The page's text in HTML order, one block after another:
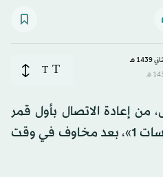
T
T
من إعادة الاتصال بأول قمر
صناعي لصالح أنغولا «أنغوسات 1»، بعد مخاوف في وقت